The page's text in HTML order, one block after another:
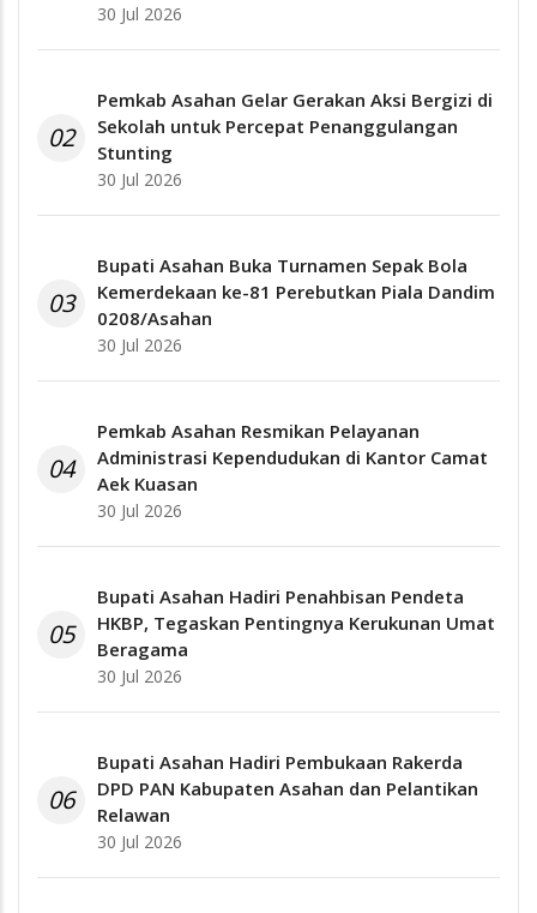
30 Jul 2026
02
Pemkab Asahan Gelar Gerakan Aksi Bergizi di
Sekolah untuk Percepat Penanggulangan
Stunting
30 Jul 2026
03
Bupati Asahan Buka Turnamen Sepak Bola
Kemerdekaan ke-81 Perebutkan Piala Dandim
0208/Asahan
30 Jul 2026
04
Pemkab Asahan Resmikan Pelayanan
Administrasi Kependudukan di Kantor Camat
Aek Kuasan
30 Jul 2026
05
Bupati Asahan Hadiri Penahbisan Pendeta
HKBP, Tegaskan Pentingnya Kerukunan Umat
Beragama
30 Jul 2026
06
Bupati Asahan Hadiri Pembukaan Rakerda
DPD PAN Kabupaten Asahan dan Pelantikan
Relawan
30 Jul 2026